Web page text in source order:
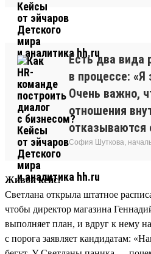
Есть два вида
в процессе:
Очень важно,
отношения
отказываются
София Шуткова,
Живой кейс.
Светлана открыла штатное
чтобы директор магазина
выполняет план, и вдруг к нему
с порога заявляет кандидатам: